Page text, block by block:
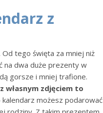
z
tego święta za mniej niż
na dwa duże prezenty w
gorsze i mniej trafione.
własnym zdjęciem to
kalendarz możesz podarować